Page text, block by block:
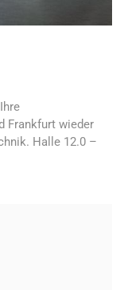
Frankfurt wieder
Halle 12.0 –